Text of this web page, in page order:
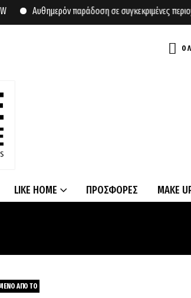
Αυθημερόν παράδοση σε συγκεκριμένες περιοχές
Ο
LIKE HOME ΠΡΟΣΦΟΡΕΣ MAKE
ΑΠΟ ΤΟ